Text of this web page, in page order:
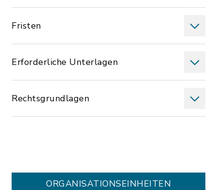
Fristen
Erforderliche Unterlagen
Rechtsgrundlagen
ORGANISATIONS­EINHEITEN